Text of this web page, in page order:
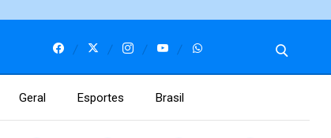
Geral Esportes Brasil